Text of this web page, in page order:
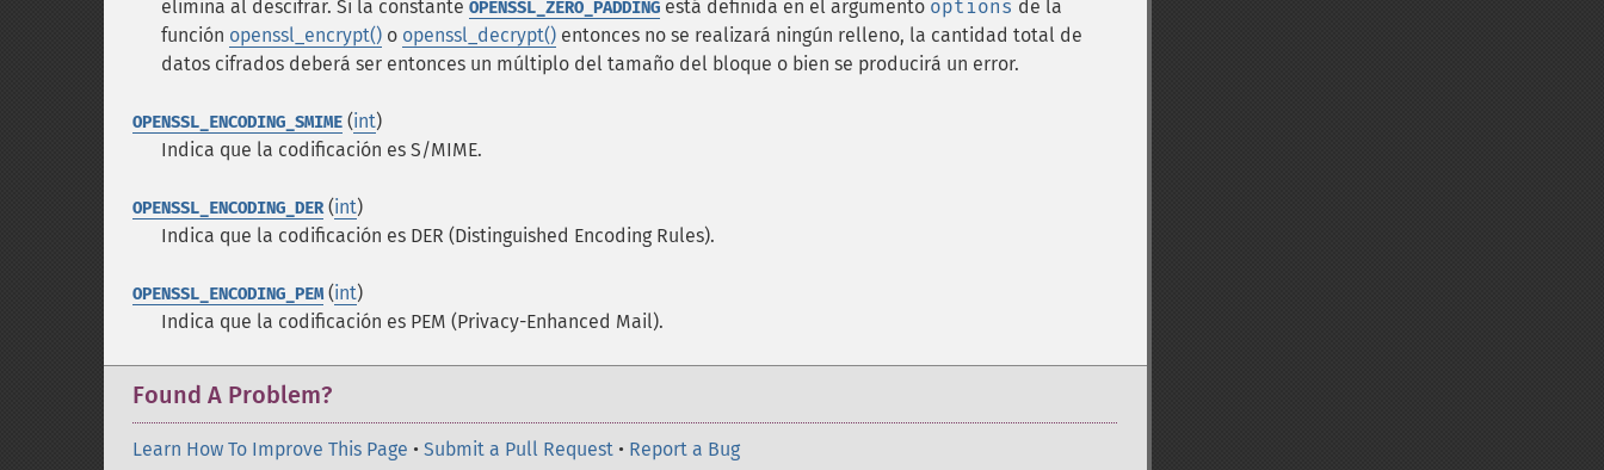
elimina al descifrar. Si la constante OPENSSL_ZERO_PADDING está definida en el argumento options de la
función openssl_encrypt() o openssl_decrypt() entonces no se realizará ningún relleno, la cantidad total de
datos cifrados deberá ser entonces un múltiplo del tamaño del bloque o bien se producirá un error.
OPENSSL_ENCODING_SMIME (int)
Indica que la codificación es S/MIME.
OPENSSL_ENCODING_DER(int)
Indica que la codificación es DER (Distinguished Encoding Rules).
OPENSSL_ENCODING_PEM(int)
Indica que la codificación es PEM (Privacy-Enhanced Mail).
Found A Problem?
Learn How To Improve This Page • Submit a Pull Request • Report a Bug